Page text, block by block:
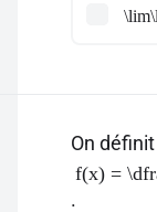
On
f(x) =
.